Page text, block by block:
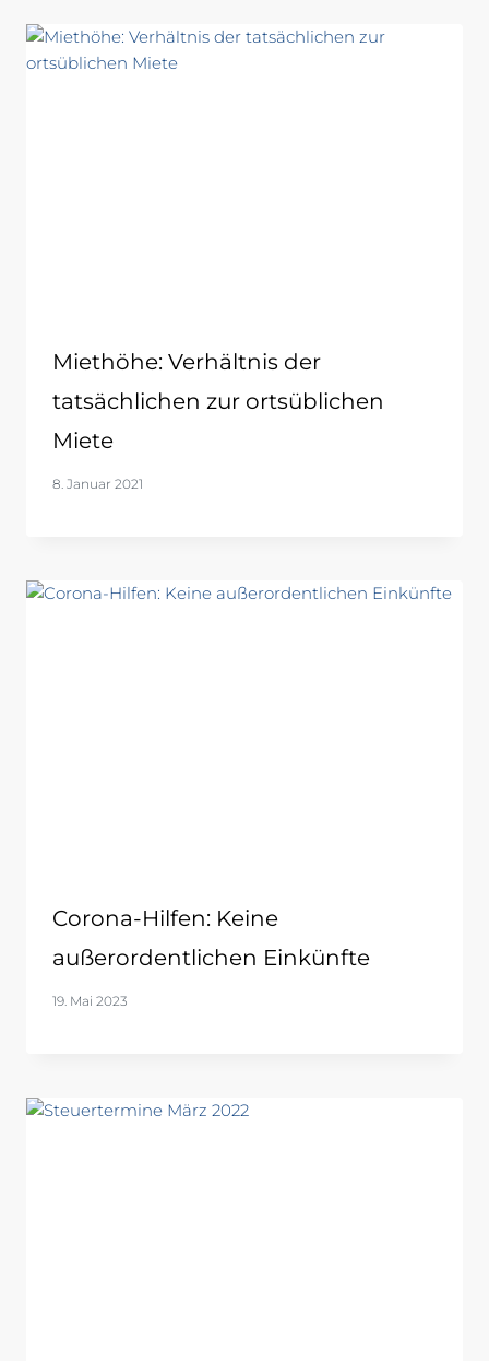
Miethöhe: Verhältnis der
tatsächlichen zur ortsüblichen
Miete
8. Januar 2021
Corona-Hilfen: Keine
außerordentlichen Einkünfte
19. Mai 2023